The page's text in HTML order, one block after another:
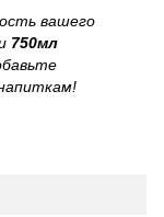
вашего
750мл